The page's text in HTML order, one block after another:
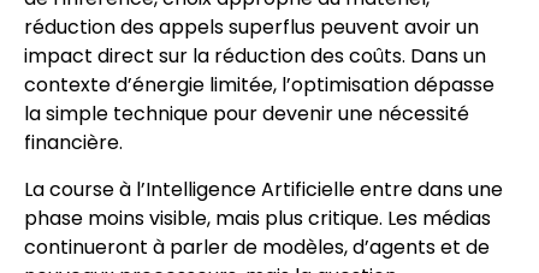
réduction des appels superflus peuvent avoir un
impact direct sur la réduction des coûts. Dans un
contexte d’énergie limitée, l’optimisation dépasse
la simple technique pour devenir une nécessité
financière.
La course à l’Intelligence Artificielle entre dans une
phase moins visible, mais plus critique. Les médias
continueront à parler de modèles, d’agents et de